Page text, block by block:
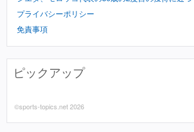
プライバシーポリシー
免責事項
ピックアップ
©sports-topics.net 2026